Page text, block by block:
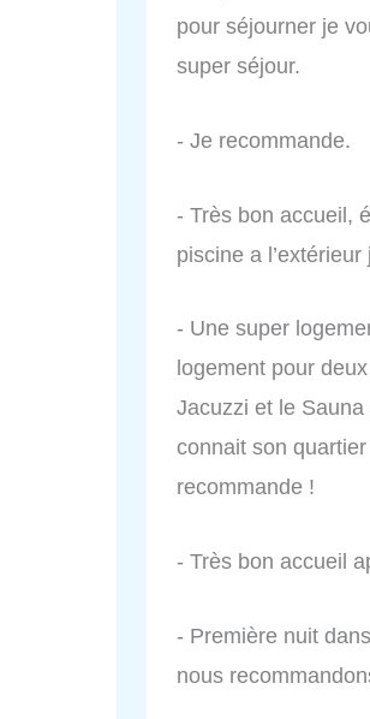
pour séjourner je
super séjour.
- Je recommande.
- Très bon accueil,
piscine a
- Une super
logement pour
Jacuzzi et le
connait son
recommande !
- Très bon accueil
- Première nuit
nous